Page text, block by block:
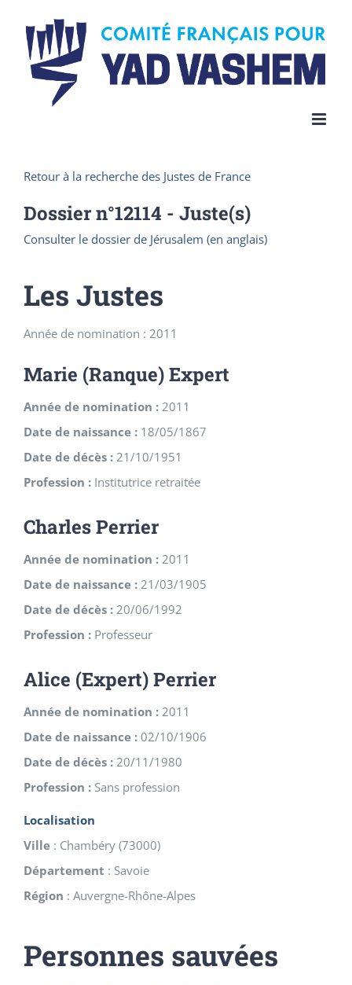
content
Retour à la recherche des Justes de France
Dossier n°12114 - Juste(s)
Consulter le dossier de Jérusalem (en anglais)
Les Justes
Année de nomination : 2011
Marie (Ranque) Expert
Année de nomination : 2011
Date de naissance : 18/05/1867
Date de décès : 21/10/1951
Profession : Institutrice retraitée
Charles Perrier
Année de nomination : 2011
Date de naissance : 21/03/1905
Date de décès : 20/06/1992
Profession : Professeur
Alice (Expert) Perrier
Année de nomination : 2011
Date de naissance : 02/10/1906
Date de décès : 20/11/1980
Profession : Sans profession
Localisation
Ville : Chambéry (73000)
Département : Savoie
Région : Auvergne-Rhône-Alpes
Personnes sauvées